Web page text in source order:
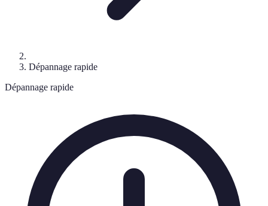
Dépannage rapide
Dépannage rapide